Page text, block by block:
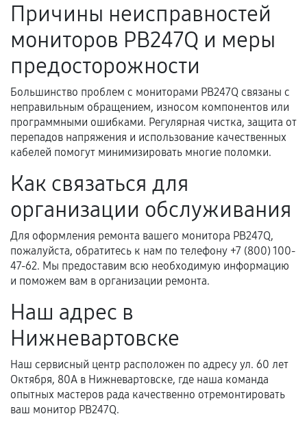
Акт выполненных работ с датой, перечнем
услуг и сроком гарантии.
и кассовый чек.
Расширенная гарантия
В некоторых случаях возможно оформление
условия продления согласовываются отдельно и
фиксируются в документах.
Когда гарантия не действует
механические повреждения, попадание влаги,
перегрев, коррозия.
Самостоятельный ремонт или вмешательство
третьих лиц.
Естественный износ деталей, если иное не
предусмотрено отдельно.
Причины неисправностей
мониторов PB247Q и меры
предосторожности
Большинство проблем с мониторами PB247Q связаны с
неправильным обращением, износом компонентов или
программными ошибками. Регулярная чистка, защита от
перепадов напряжения и использование качественных
кабелей помогут минимизировать многие поломки.
Как связаться для
организации обслуживания
Для оформления ремонта вашего монитора PB247Q,
пожалуйста, обратитесь к нам по телефону +7 (800) 100-
47-62. Мы предоставим всю необходимую информацию
и поможем вам в организации ремонта.
Наш адрес в
Нижневартовске
Наш сервисный центр расположен по адресу ул. 60 лет
Октября, 80А в Нижневартовске, где наша команда
опытных мастеров рада качественно отремонтировать
ваш монитор PB247Q.